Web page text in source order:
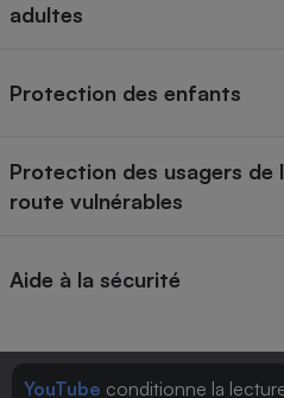
adultes
Protection des enfants
Protection des usagers de
route vulnérables
Aide à la sécurité
YouTube conditionne la